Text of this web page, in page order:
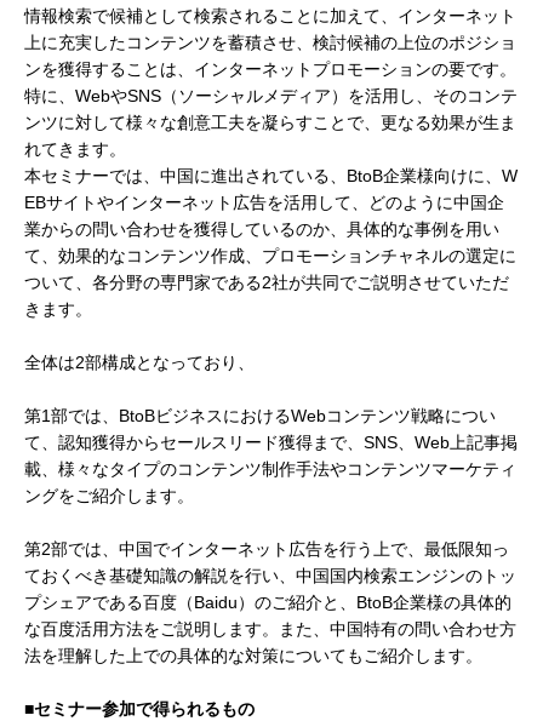
情報検索で候補として検索されることに加えて、インターネット
上に充実したコンテンツを蓄積させ、検討候補の上位のポジショ
ンを獲得することは、インターネットプロモーションの要です。
特に、WebやSNS（ソーシャルメディア）を活用し、そのコンテ
ンツに対して様々な創意工夫を凝らすことで、更なる効果が生ま
れてきます。
本セミナーでは、中国に進出されている、BtoB企業様向けに、W
EBサイトやインターネット広告を活用して、どのように中国企
業からの問い合わせを獲得しているのか、具体的な事例を用い
て、効果的なコンテンツ作成、プロモーションチャネルの選定に
ついて、各分野の専門家である2社が共同でご説明させていただ
きます。
全体は2部構成となっており、
第1部では、BtoBビジネスにおけるWebコンテンツ戦略につい
て、認知獲得からセールスリード獲得まで、SNS、Web上記事掲
載、様々なタイプのコンテンツ制作手法やコンテンツマーケティ
ングをご紹介します。
第2部では、中国でインターネット広告を行う上で、最低限知っ
ておくべき基礎知識の解説を行い、中国国内検索エンジンのトッ
プシェアである百度（Baidu）のご紹介と、BtoB企業様の具体的
な百度活用方法をご説明します。また、中国特有の問い合わせ方
法を理解した上での具体的な対策についてもご紹介します。
■セミナー参加で得られるもの